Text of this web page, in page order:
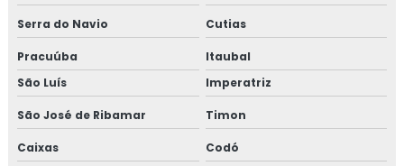
Serra do Navio Cutias
Pracuúba
Itaubal
São Luís
Imperatriz
São José de Ribamar Timon
Caixas Codó